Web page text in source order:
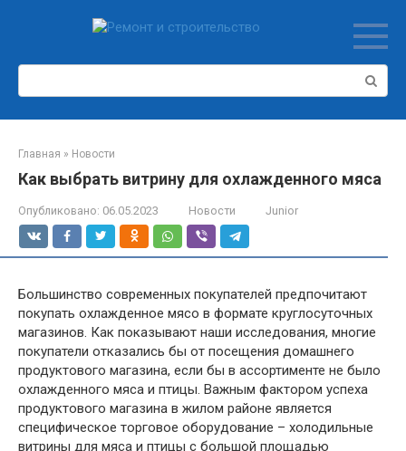
Поиск:
Главная » Новости
Как выбрать витрину для охлажденного мяса
Опубликовано: 06.05.2023 Новости Junior
Большинство современных покупателей предпочитают
покупать охлажденное мясо в формате круглосуточных
магазинов. Как показывают наши исследования, многие
покупатели отказались бы от посещения домашнего
продуктового магазина, если бы в ассортименте не было
охлажденного мяса и птицы. Важным фактором успеха
продуктового магазина в жилом районе является
специфическое торговое оборудование – холодильные
витрины для мяса и птицы с большой площадью